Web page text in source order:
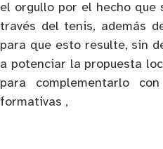
el orgullo por el hecho que
través del tenis, además
para que esto resulte, sin
a potenciar la propuesta
para complementarlo
formativas ,